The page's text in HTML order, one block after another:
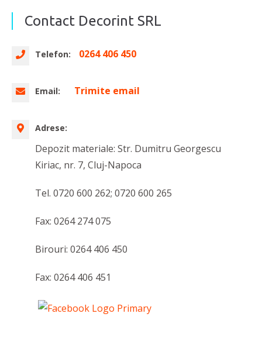
Contact Decorint SRL
Telefon: 0264 406 450
Email: Trimite email
Adrese:
Depozit materiale: Str. Dumitru Georgescu
Kiriac, nr. 7, Cluj-Napoca
Tel. 0720 600 262; 0720 600 265
Fax: 0264 274 075
Birouri: 0264 406 450
Fax: 0264 406 451